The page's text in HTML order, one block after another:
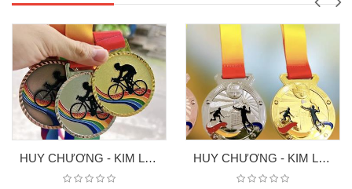
HUY CHƯƠNG - KIM LOAI XE ĐẠP HUY CHƯƠNG - KIM LOAI 7